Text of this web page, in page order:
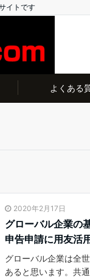
イトです
よくある
2020年2月17日
グローバル企業の
申告申請に用友活
グローバル企業は全
あると思います。共通